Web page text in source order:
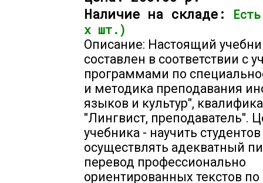
Наличие на складе:
х шт.)
Описание: Настоящий
составлен в соответствии с
программами по
и методика преподавания
языков и культур",
"Лингвист, преподаватель".
учебника - научить студентов
осуществлять адекватный
перевод профессионально
ориентированных текстов по